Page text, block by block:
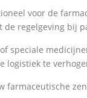
voor de
regelgeving bij
speciale
logistiek te
farmaceutische